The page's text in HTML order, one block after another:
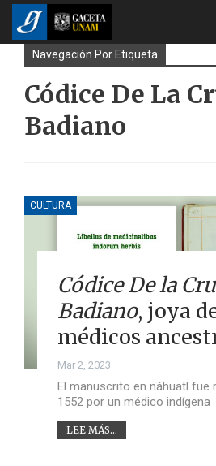
Navegación Por Etiqueta
Códice De La
Badiano
CULTURA
Códice De la
Badiano, joya
médicos
Mar 2, 2023
El manuscrito en náhuatl fue
1552 por un médico indígena
LEE MÁS...